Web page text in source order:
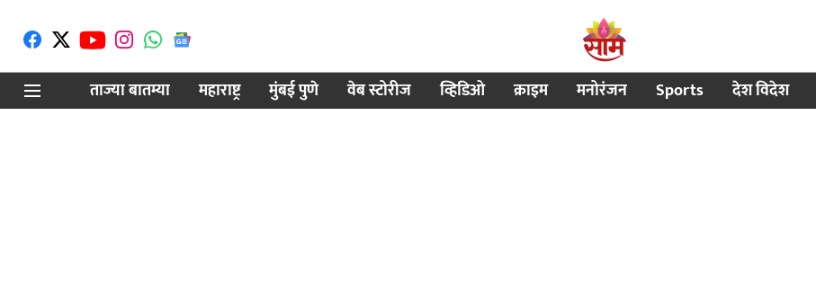
ताज्या बातम्या
महाराष्ट्र मुंबई पुणे वेब स्टोरीज व्हिडिओ क्राइम मनोरंजन Sports देश विदेश